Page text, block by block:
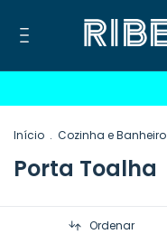
Início . Cozinha e Banheiro
Porta Toalha
Ordenar